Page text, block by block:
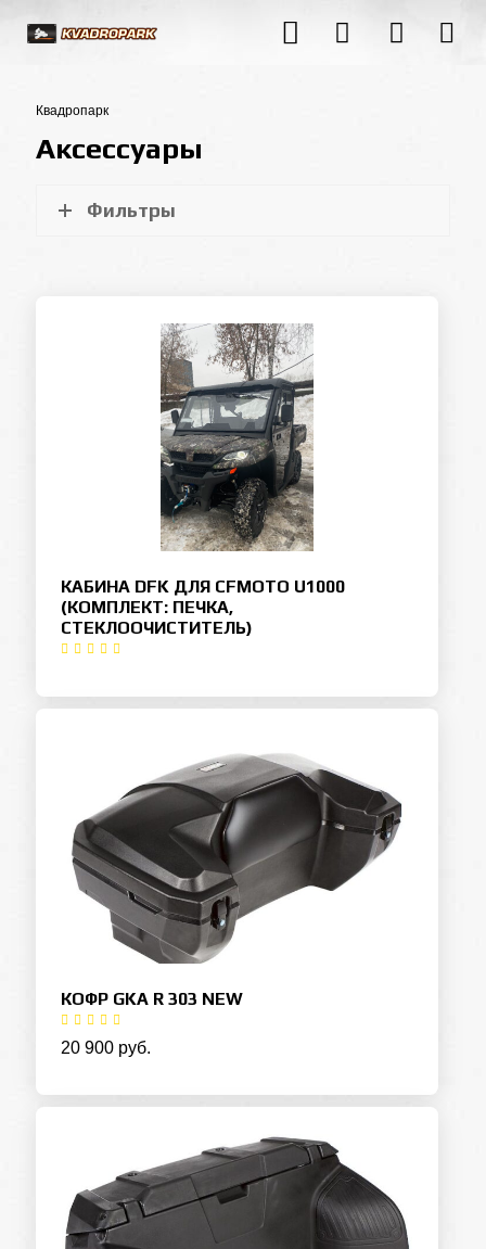
Квадропарк
Аксессуары
Фильтры
КАБИНА DFK ДЛЯ CFMOTO U1000
(КОМПЛЕКТ: ПЕЧКА,
СТЕКЛООЧИСТИТЕЛЬ)
КОФР GKA R 303 NEW
20 900 руб.